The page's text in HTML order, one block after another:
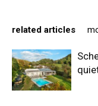
related articles